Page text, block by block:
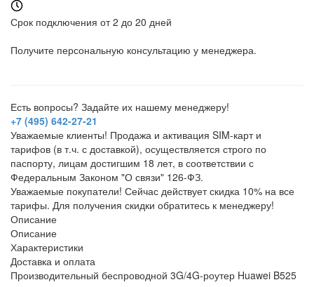
Срок подключения от 2 до 20 дней
Получите персональную консультацию у менеджера.
Есть вопросы? Задайте их нашему менеджеру!
+7 (495) 642-27-21
Уважаемые клиенты! Продажа и активация SIM-карт и
тарифов (в т.ч. с доставкой), осуществляется строго по
паспорту, лицам достигшим 18 лет, в соответствии с
Федеральным Законом "О связи" 126-ФЗ.
Уважаемые покупатели! Сейчас действует скидка 10% на все
тарифы. Для получения скидки обратитесь к менеджеру!
Описание
Описание
Характеристики
Доставка и оплата
Производительный беспроводной 3G/4G-роутер Huawei B525